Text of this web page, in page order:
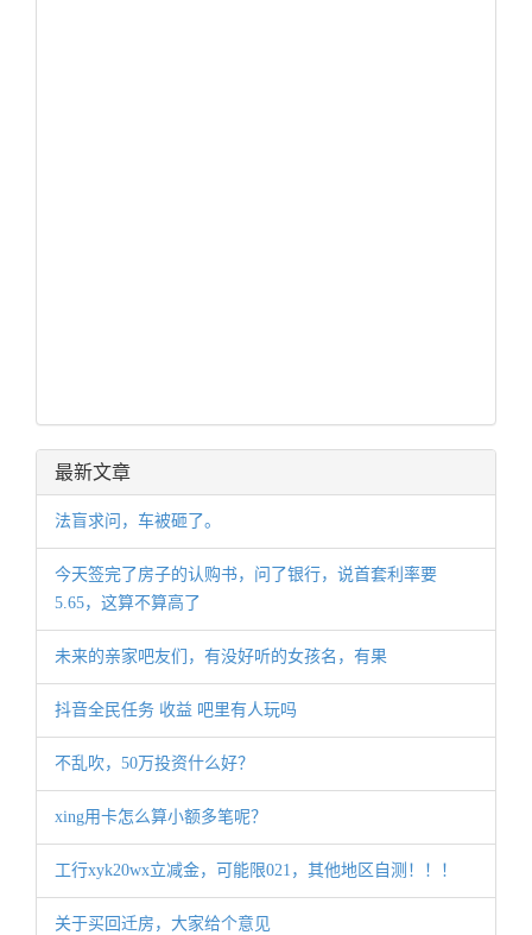
最新文章
法盲求问，车被砸了。
今天签完了房子的认购书，问了银行，说首套利率要
5.65，这算不算高了
未来的亲家吧友们，有没好听的女孩名，有果
抖音全民任务 收益 吧里有人玩吗
不乱吹，50万投资什么好？
xing用卡怎么算小额多笔呢？
工行xyk20wx立减金，可能限021，其他地区自测！！！
关于买回迁房，大家给个意见